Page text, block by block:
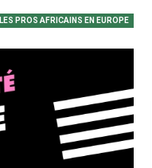
LES PROS AFRICAINS EN EUROPE